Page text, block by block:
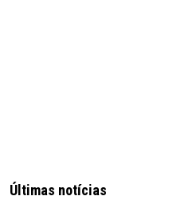
Últimas notícias